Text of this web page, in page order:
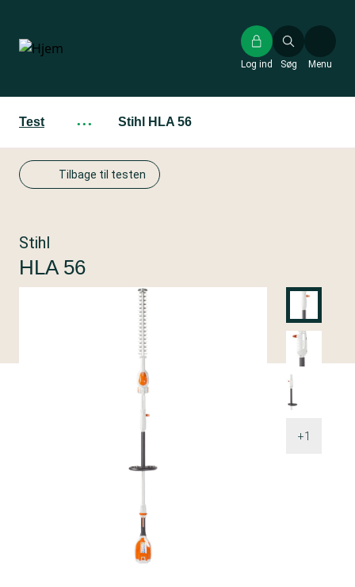
hovedindhold
Søg
Log ind Menu
Test ··· Stihl HLA 56
Tilbage til testen
+1
Stihl
HLA 56